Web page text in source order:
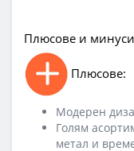
Плюсове и
Плюсове:
Модерен
Голям
метал и